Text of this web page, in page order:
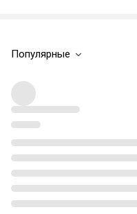
Популярные